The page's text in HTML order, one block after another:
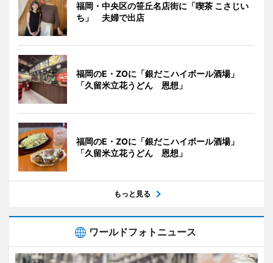
福岡・中央区の笹丘名店街に「喫茶 こさじい
ち」 夫婦で出店
福岡のE・ZOに「銀だこハイボール酒場」
「久留米立花うどん 恩想」
福岡のE・ZOに「銀だこハイボール酒場」
「久留米立花うどん 恩想」
もっと見る
ワールドフォトニュース